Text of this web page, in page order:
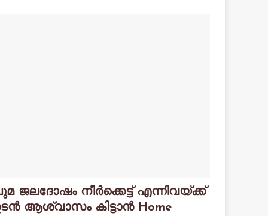
ജലദോഷം നീർക്കെട്ട് എന്നിവയ്ക്ക്
ആശ്വാസം കിട്ടാൻ Home